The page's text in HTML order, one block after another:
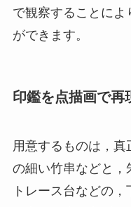
で観察することによ
ができます。
印鑑を点描画で再
用意するものは，
の細い竹串などと，
トレース台などの